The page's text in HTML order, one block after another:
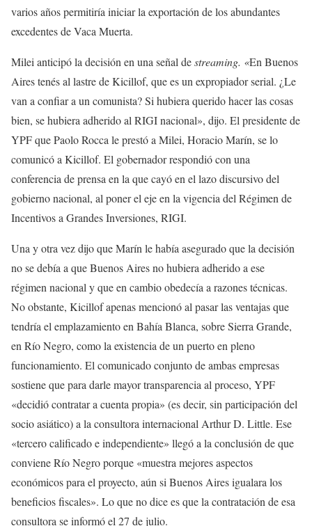
varios años permitiría iniciar la exportación de los abundantes
excedentes de Vaca Muerta.
Milei anticipó la decisión en una señal destreaming. «En Buenos
Aires tenés al lastre de Kicillof, que es un expropiador serial. ¿Le
van a confiar a un comunista? Si hubiera querido hacer las cosas
bien, se hubiera adherido al RIGI nacional», dijo. El presidente de
YPF que Paolo Rocca le prestó a Milei, Horacio Marín, se lo
comunicó a Kicillof. El gobernador respondió con una
conferencia de prensa en la que cayó en el lazo discursivo del
gobierno nacional, al poner el eje en la vigencia del Régimen de
Incentivos a Grandes Inversiones, RIGI.
Una y otra vez dijo que Marín le había asegurado que la decisión
no se debía a que Buenos Aires no hubiera adherido a ese
régimen nacional y que en cambio obedecía a razones técnicas.
No obstante, Kicillof apenas mencionó al pasar las ventajas que
tendría el emplazamiento en Bahía Blanca, sobre Sierra Grande,
en Río Negro, como la existencia de un puerto en pleno
funcionamiento. El comunicado conjunto de ambas empresas
sostiene que para darle mayor transparencia al proceso, YPF
«decidió contratar a cuenta propia» (es decir, sin participación del
socio asiático) a la consultora internacional Arthur D. Little. Ese
«tercero calificado e independiente» llegó a la conclusión de que
conviene Río Negro porque «muestra mejores aspectos
económicos para el proyecto, aún si Buenos Aires igualara los
beneficios fiscales». Lo que no dice es que la contratación de esa
consultora se informó el 27 de julio.